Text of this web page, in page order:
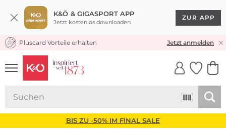
K&Ö & GIGASPORT APP
Jetzt kostenlos downloaden
ZUR APP
KOSTENLOSER VERSAND* & RÜCKVERSAND
Pluscard Vorteile erhalten Jetzt anmelden
UNSERE APP
CLICK &
BIS ZU -50% IM FINAL SALE